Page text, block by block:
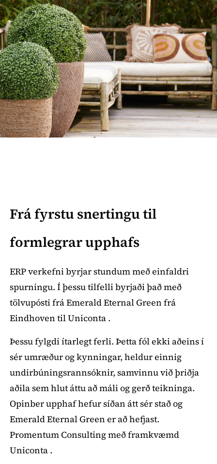
Frá fyrstu snertingu til
formlegrar upphafs
ERP verkefni byrjar stundum með einfaldri
spurningu. Í þessu tilfelli byrjaði það með
tölvupósti frá Emerald Eternal Green frá
Eindhoven til Uniconta .
Þessu fylgdi ítarlegt ferli. Þetta fól ekki aðeins í
sér umræður og kynningar, heldur einnig
undirbúningsrannsóknir, samvinnu við þriðja
aðila sem hlut áttu að máli og gerð teikninga.
Opinber upphaf hefur síðan átt sér stað og
Emerald Eternal Green er að hefjast.
Promentum Consulting með framkvæmd
Uniconta .